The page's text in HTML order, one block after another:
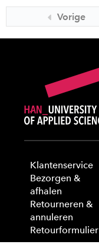
Vorige
Klantenservice
Bezorgen &
afhalen
Retourneren &
annuleren
Retourformulier